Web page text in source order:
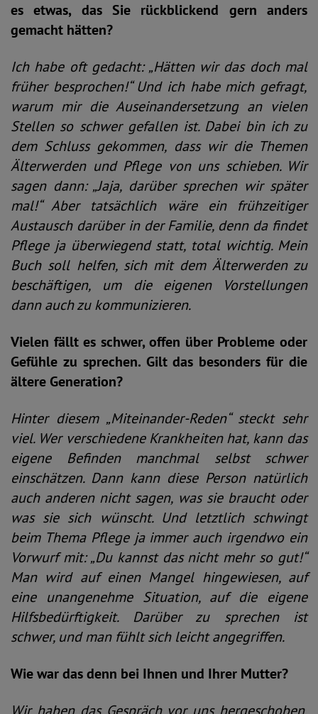
es etwas, das Sie rückblickend gern anders
gemacht hätten?
Ich habe oft gedacht: „Hätten wir das doch mal
früher besprochen!“ Und ich habe mich gefragt,
warum mir die Auseinandersetzung an vielen
Stellen so schwer gefallen ist. Dabei bin ich zu
dem Schluss gekommen, dass wir die Themen
Älterwerden und Pflege von uns schieben. Wir
sagen dann: „Jaja, darüber sprechen wir später
mal!“ Aber tatsächlich wäre ein frühzeitiger
Austausch darüber in der Familie, denn da findet
Pflege ja überwiegend statt, total wichtig. Mein
Buch soll helfen, sich mit dem Älterwerden zu
beschäftigen, um die eigenen Vorstellungen
dann auch zu kommunizieren.
Vielen fällt es schwer, offen über Probleme oder
Gefühle zu sprechen. Gilt das besonders für die
ältere Generation?
Hinter diesem „Miteinander-Reden“ steckt sehr
viel. Wer verschiedene Krankheiten hat, kann das
eigene Befinden manchmal selbst schwer
einschätzen. Dann kann diese Person natürlich
auch anderen nicht sagen, was sie braucht oder
was sie sich wünscht. Und letztlich schwingt
beim Thema Pflege ja immer auch irgendwo ein
Vorwurf mit: „Du kannst das nicht mehr so gut!“
Man wird auf einen Mangel hingewiesen, auf
eine unangenehme Situation, auf die eigene
Hilfsbedürftigkeit. Darüber zu sprechen ist
schwer, und man fühlt sich leicht angegriffen.
Wie war das denn bei Ihnen und Ihrer Mutter?